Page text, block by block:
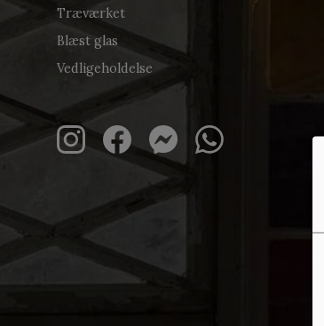
Træværket
Blæst glas
Vedligeholdelse